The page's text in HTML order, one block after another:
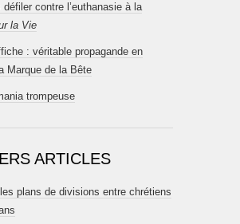
défiler contre l’euthanasie à la
la Vie
: véritable propagande en
Marque de la Bête
trompeuse
ARTICLES
plans de divisions entre chrétiens